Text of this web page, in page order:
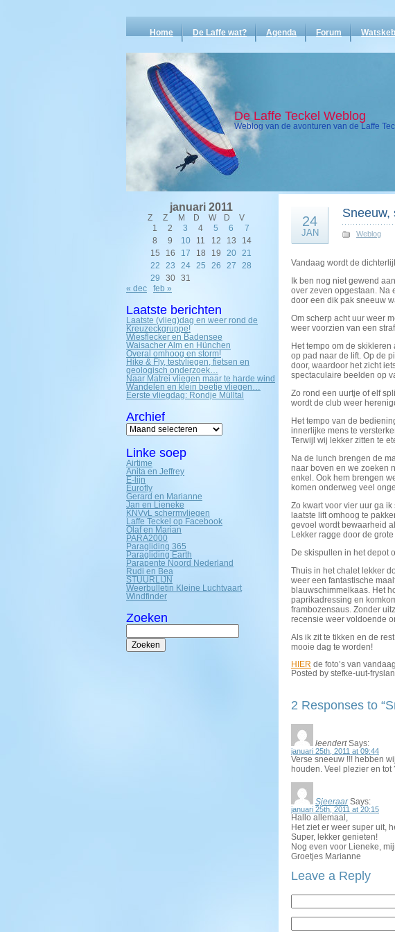
Home De Laffe wat? Agenda Forum
De Laffe Teckel Weblog
Weblog van de avonturen van de Laffe
januari 2011
Z Z M D W D
V
1
2 3 4 5 6
7
8
9 10 11 12 13
14
15
16 17 18 19 20
21
22
23 24 25 26 27
28
29
30
31
« dec
feb »
Laatste berichten
Laatste (vlieg)dag en weer rond de
Kreuzeckgruppe!
Wiesflecker en Badensee
Waisacher Alm en Hünchen
Overal omhoog en storm!
Hike & Fly, testvliegen, fietsen en
geologisch onderzoek…
Naar Matrei vliegen maar te harde wind
Wandelen en klein beetje vliegen…
Eerste vliegdag: Rondje Mülltal
Archief
Archief
Linke soep
Airtime
Anita en Jeffrey
E-lijn
Eurofly
Gerard en Marianne
Jan en Lieneke
KNVvL schermvliegen
Laffe Teckel op Facebook
Olaf en Marian
PARA2000
Paragliding 365
Paragliding Earth
Parapente Noord Nederland
Rudi en Bea
STUURLIJN
Weerbulletin Kleine Luchtvaart
Windfinder
Zoeken
Zoeken
naar:
24
JAN Weblog
Vandaag wordt de
Ik ben nog niet gewend
over zeven opgestaan. Na
door een dik pak sneeuw
Om scherp acht uur weer
weer voorzien van een
Het tempo om de
op pad naar de lift. Op de
door, waardoor het zicht
spectaculaire beelden op
Zo rond een uurtje of elf
wordt de club weer
Het tempo van de
innerlijke mens te
Terwijl wij lekker zitten te
Na de lunch brengen de
naar boven en we zoeken
enkel. Ook hem brengen
komen onderweg veel
Zo kwart voor vier uur ga
laatste lift omhoog te
gevoel wordt bewaarheid
Lekker ragge door de
De skispullen in het depot
Thuis in het chalet lekker
weer een fantastische
blauwschimmelkaas. Het
paprikadressing en
frambozensaus. Zonder
recensie weer voldoende
Als ik zit te tikken en de
mooie dag te worden!
HIER de foto’s van
Posted by stefke-uut-
2 Responses to
leendertSays:
januari 25th, 2011 at 09:44
Verse sneeuw !!! hebben
houden. Veel plezier en tot
SjeeraarSays:
januari 25th, 2011 at 20:15
Hallo allemaal,
Het ziet er weer super uit,
Super, lekker genieten!
Nog even voor Lieneke,
Groetjes Marianne
Leave a Reply